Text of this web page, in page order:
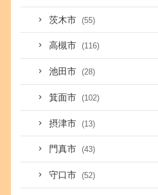
茨木市 (55)
高槻市 (116)
池田市 (28)
箕面市 (102)
摂津市 (13)
門真市 (43)
守口市 (52)